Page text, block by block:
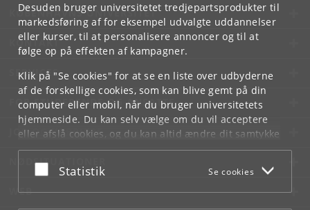
Desuden bruger universitetet tredjepartsprodukter til
markedsføring af for eksempel udvalgte uddannelser
eller kurser, til at personalisere annoncer og til at
følge op på effekten af kampagner.
Klik på "Se cookies" for at se en liste over udbyderne
af de forskellige cookies, som kan blive gemt på din
computer eller mobil, når du bruger universitetets
hjemmeside. Du kan selv vælge om du vil acceptere
eller afslå cookies, og du kan altid ændre dit samtykke
underCookie- og privatlivspolitiksom du finder i
bunden af hver side.
Acceptér eller afslå
Statistik Se cookies
KØBENHAVNS UNIVERSITET
KONTAKT
SERVICES
FOR STUDERENDE OG ANSATTE
JOB OG KARRIERE
NØDSITUATIONER
WEB